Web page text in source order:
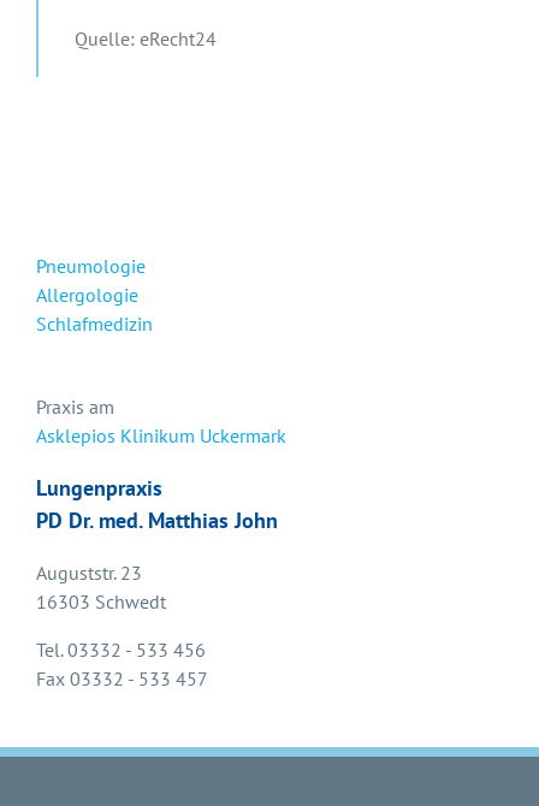
Quelle: eRecht24
Pneumologie
Allergologie
Schlafmedizin
Praxis am
Asklepios Klinikum Uckermark
Lungenpraxis
PD Dr. med. Matthias John
Auguststr. 23
16303 Schwedt
Tel. 03332 - 533 456
Fax 03332 - 533 457